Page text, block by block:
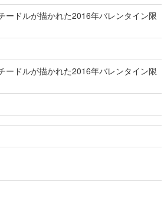
ードルが描かれた2016年バレンタイン限
ードルが描かれた2016年バレンタイン限